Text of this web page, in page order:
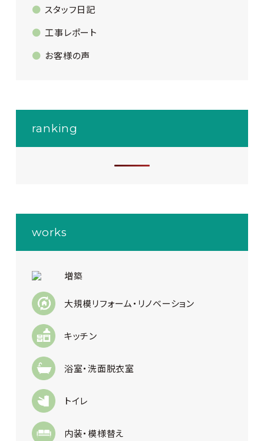
スタッフ日記
工事レポート
お客様の声
ranking
works
増築
大規模リフォーム・リノベーション
キッチン
浴室・洗面脱衣室
トイレ
内装・模様替え